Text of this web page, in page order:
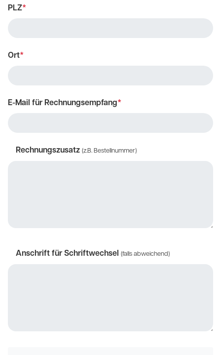
PLZ*
Ort*
E-Mail für Rechnungsempfang*
Rechnungszusatz (z.B. Bestellnummer)
Anschrift für Schriftwechsel (falls abweichend)